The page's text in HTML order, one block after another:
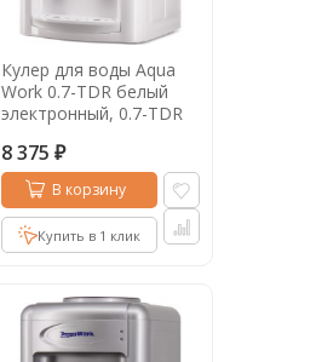
Кулер для воды Aqua
Work 0.7-TDR белый
электронный, 0.7-TDR
8 375 ₽
В корзину
Купить в 1 клик